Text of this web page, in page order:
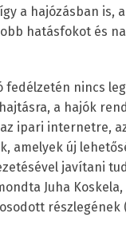
a hajózásban is,
hatásfokot és
fedélzetén nincs
a hajók
ipari internetre,
amelyek új
javítani
Juha Koskela,
részlegének